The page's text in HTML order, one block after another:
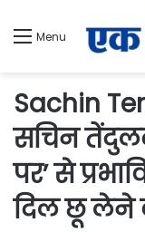
Menu
Sachin
सचिन
पर’ से
दिल छू लेने